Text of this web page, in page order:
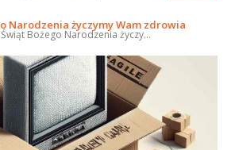
Narodzenia życzymy Wam zdrowia
Bożego Narodzenia życzy...